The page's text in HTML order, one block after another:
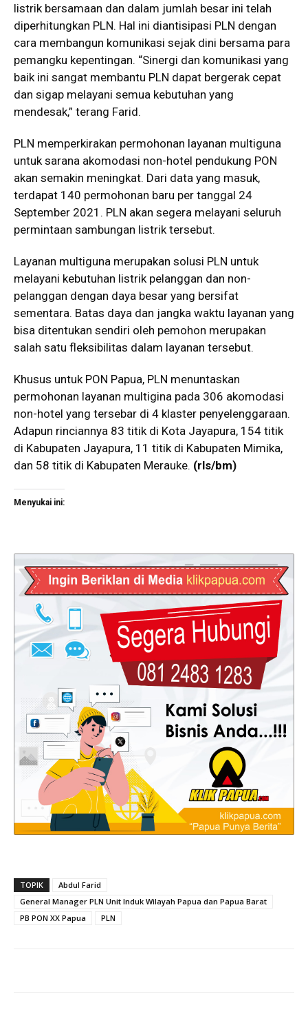
listrik bersamaan dan dalam jumlah besar ini telah
diperhitungkan PLN. Hal ini diantisipasi PLN dengan
cara membangun komunikasi sejak dini bersama para
pemangku kepentingan. “Sinergi dan komunikasi yang
baik ini sangat membantu PLN dapat bergerak cepat
dan sigap melayani semua kebutuhan yang
mendesak,” terang Farid.
PLN memperkirakan permohonan layanan multiguna
untuk sarana akomodasi non-hotel pendukung PON
akan semakin meningkat. Dari data yang masuk,
terdapat 140 permohonan baru per tanggal 24
September 2021. PLN akan segera melayani seluruh
permintaan sambungan listrik tersebut.
Layanan multiguna merupakan solusi PLN untuk
melayani kebutuhan listrik pelanggan dan non-
pelanggan dengan daya besar yang bersifat
sementara. Batas daya dan jangka waktu layanan yang
bisa ditentukan sendiri oleh pemohon merupakan
salah satu fleksibilitas dalam layanan tersebut.
Khusus untuk PON Papua, PLN menuntaskan
permohonan layanan multigina pada 306 akomodasi
non-hotel yang tersebar di 4 klaster penyelenggaraan.
Adapun rinciannya 83 titik di Kota Jayapura, 154 titik
di Kabupaten Jayapura, 11 titik di Kabupaten Mimika,
dan 58 titik di Kabupaten Merauke. (rls/bm)
Menyukai ini:
TOPIK
Abdul Farid
General Manager PLN Unit Induk Wilayah Papua dan Papua Barat
PB PON XX Papua
PLN